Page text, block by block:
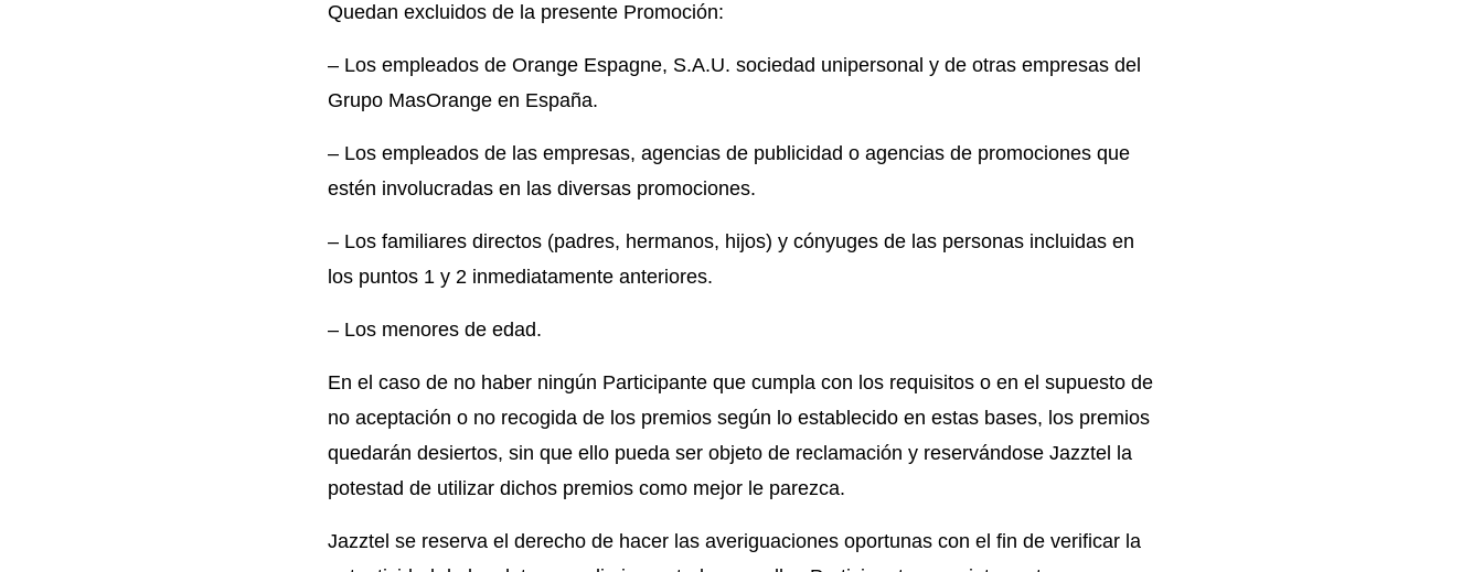
Quedan excluidos de la presente Promoción:
– Los empleados de Orange Espagne, S.A.U. sociedad unipersonal y de otras empresas del
Grupo MasOrange en España.
– Los empleados de las empresas, agencias de publicidad o agencias de promociones que
estén involucradas en las diversas promociones.
– Los familiares directos (padres, hermanos, hijos) y cónyuges de las personas incluidas en
los puntos 1 y 2 inmediatamente anteriores.
– Los menores de edad.
En el caso de no haber ningún Participante que cumpla con los requisitos o en el supuesto de
no aceptación o no recogida de los premios según lo establecido en estas bases, los premios
quedarán desiertos, sin que ello pueda ser objeto de reclamación y reservándose Jazztel la
potestad de utilizar dichos premios como mejor le parezca.
Jazztel se reserva el derecho de hacer las averiguaciones oportunas con el fin de verificar la